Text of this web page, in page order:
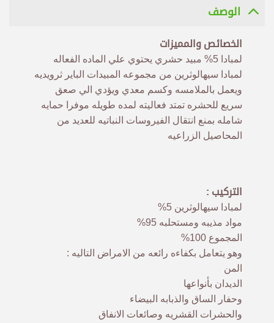
الوصف
الخصائص والمميزات
لمبادا 5% مبيد حشري يحتوي علي الماده الفعاله
لمبادا سيهالوثرين من مجموعه المبيدات الباير ثرويديه
ويعمل بالملامسه وكسم معدي ويؤدي الي صعق
سريع للحشره تمتد فعاليته لمده طويله موفرا حمايه
شامله بمنع انتقال الفيروسات النباتيه للعديد من
المحاصيل الزراعيه
التركيب :
لمبادا سيهالوثرين 5%
مواد مذيبه ومستحلبه 95%
المجموع 100%
وهو يتعامل بكفاءه رائعه من الامراض التاليه :
المن
الديدان بأنواعها
وحفار الساق والذبابه البيضاء
والحشرات القشريه وصائعات الانفاق